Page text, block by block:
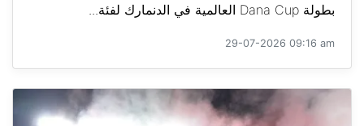
بطولة Dana Cup العالمية في الدنمارك لفئة...
29-07-2026 09:16 am